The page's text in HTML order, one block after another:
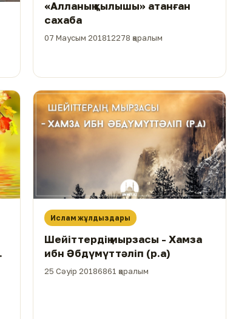
«Алланың қылышы» атанған
сахаба
07 Маусым 201812278 қаралым
Ислам жұлдыздары
Шейіттердің мырзасы - Хамза
ибн Әбдүмүттәліп (р.а)
25 Сәуір 20186861 қаралым